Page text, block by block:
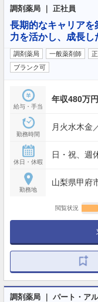
調剤薬局 ｜ 正社員
長期的なキャリアを
力を活かし、成長し
調剤薬局 一般薬剤師
ブランク可
給与・手当
年収480万
勤務時間
月火水木金
休日・休暇
日・祝、週
勤務地
山梨県甲府
閲覧状況
調剤薬局 ｜ パート・ア